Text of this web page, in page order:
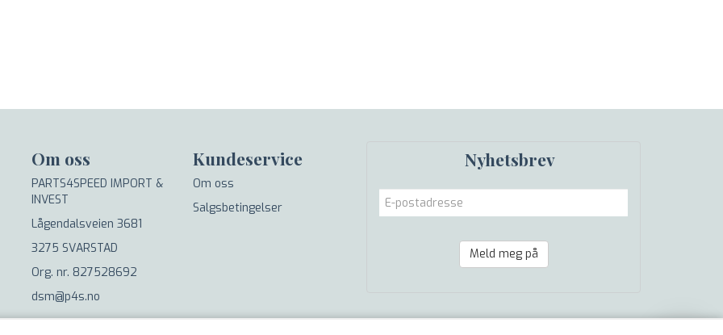
Om oss
PARTS4SPEED IMPORT &
INVEST
Lågendalsveien 3681
3275 SVARSTAD
Org. nr. 827528692
dsm@p4s.no
Kundeservice
Om oss
Salgsbetingelser
Nyhetsbrev
Meld meg på